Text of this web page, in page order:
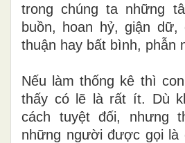
trong chúng ta những
buồn, hoan hỷ, giận dữ,
thuận hay bất bình, phẫn
Nếu làm thống kê thì
thấy có lẽ là rất ít. Dù
cách tuyệt đối, nhưng
những người được gọi